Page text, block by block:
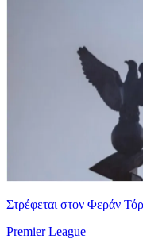
Στρέφεται στον Φεράν
Premier League